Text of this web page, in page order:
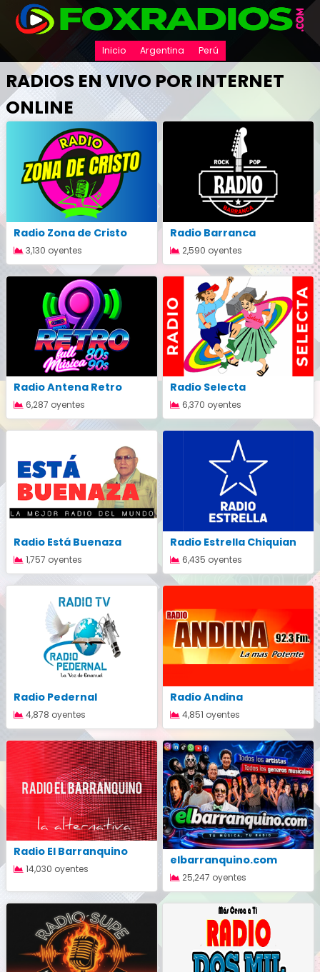
Inicio Argentina Perú
RADIOS EN VIVO POR INTERNET
ONLINE
Radio Zona de Cristo
3,130 oyentes
Radio Barranca
2,590 oyentes
Radio Antena Retro
6,287 oyentes
Radio Selecta
6,370 oyentes
Radio Está Buenaza
1,757 oyentes
Radio Estrella Chiquian
6,435 oyentes
Radio Pedernal
4,878 oyentes
Radio Andina
4,851 oyentes
Radio El Barranquino
14,030 oyentes
elbarranquino.com
25,247 oyentes